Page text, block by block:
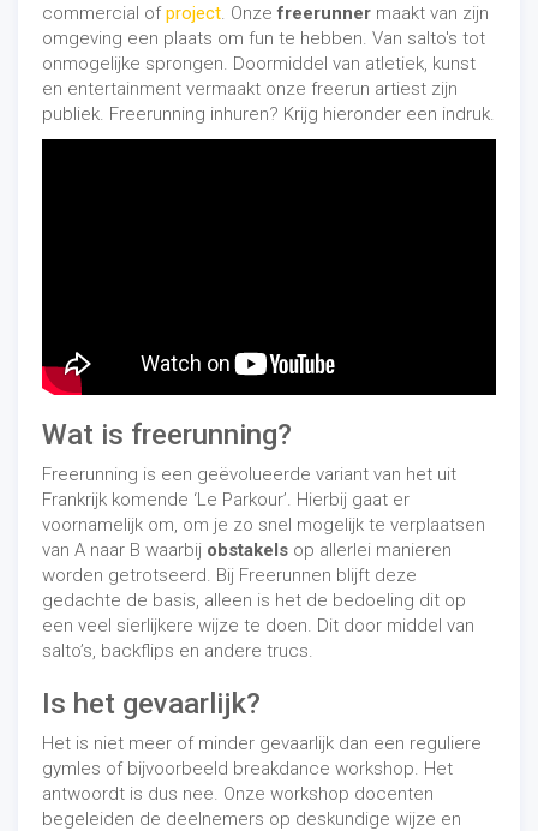
commercial ofproject. Onzefreerunner maakt van zijn
omgeving een plaats om fun te hebben. Van salto's tot
onmogelijke sprongen. Doormiddel van atletiek, kunst
en entertainment vermaakt onze freerun artiest zijn
publiek. Freerunning inhuren? Krijg hieronder een indruk.
Wat is freerunning?
Freerunning is een geëvolueerde variant van het uit
Frankrijk komende ‘Le Parkour’. Hierbij gaat er
voornamelijk om, om je zo snel mogelijk te verplaatsen
van A naar B waarbij obstakels op allerlei manieren
worden getrotseerd. Bij Freerunnen blijft deze
gedachte de basis, alleen is het de bedoeling dit op
een veel sierlijkere wijze te doen. Dit door middel van
salto’s, backflips en andere trucs.
Is het gevaarlijk?
Het is niet meer of minder gevaarlijk dan een reguliere
gymles of bijvoorbeeld breakdance workshop. Het
antwoordt is dus nee. Onze workshop docenten
begeleiden de deelnemers op deskundige wijze en